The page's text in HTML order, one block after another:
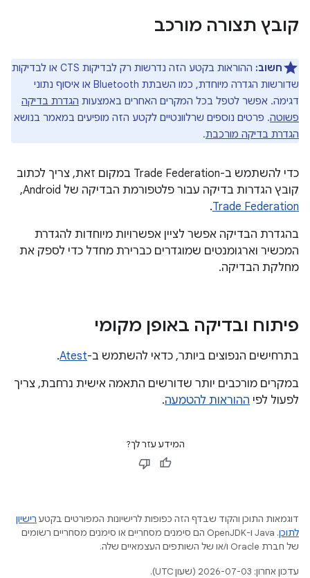
קובץ תצורה מורכב
חשוב:
ההוראות בקטע הזה נדרשות רק לבדיקות CTS או לבדיקות
שדורשות הגדרה מיוחדת, כמו השבתת Bluetooth או איסוף נתוני
דגימה. אפשר לטפל בכל המקרים האחרים באמצעות הגדרת בדיקה
פשוטה. פרטים נוספים שרלוונטיים לקטע הזה מופיעים במאמר בנושא
הגדרת בדיקה מורכבת.
כדי להשתמש ב-Trade Federation במקום זאת, צריך לכתוב
קובץ הגדרות בדיקה עבור פלטפורמת הבדיקה של Android, ‏
Trade Federation
.
בהגדרת הבדיקה אפשר לציין אפשרויות מיוחדות להגדרת
המכשיר וארגומנטים שמוגדרים כברירת מחדל כדי לספק את
מחלקת הבדיקה.
פיתוח ובדיקה באופן מקומי
בתרחישים הנפוצים ביותר, כדאי להשתמש ב-Atest
.
במקרים מורכבים יותר שדורשים התאמה אישית נרחבת, צריך
לפעול לפי ההוראות להטמעה.
המידע עזר לך?
דוגמאות התוכן והקוד שבדף הזה כפופות לרישיונות המפורטים בקטע רישיון
לתוכן
.‏ Java ו-OpenJDK הם סימנים מסחריים או סימנים מסחריים רשומים
של חברת Oracle ו/או של השותפים העצמאיים שלה.
עדכון אחרון: 2026-07-03 (שעון UTC).